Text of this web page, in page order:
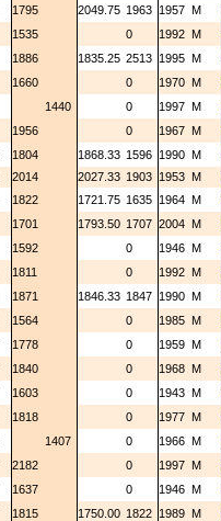
1795 2049.75 1963 1957 M
1535 0 1992 M
1886 1835.25 2513 1995 M
1660 0 1970 M
1440 0 1997 M
1956 0 1967 M
1804 1868.33 1596 1990 M
2014 2027.33 1903 1953 M
1822 1721.75 1635 1964 M
1701 1793.50 1707 2004 M
1592 0 1946 M
1811 0 1992 M
1871 1846.33 1847 1990 M
1564 0 1985 M
1778 0 1959 M
1840 0 1968 M
1603 0 1943 M
1818 0 1977 M
1407 0 1966 M
2182 0 1997 M
1637 0 1946 M
1815 1750.00 1822 1989 M